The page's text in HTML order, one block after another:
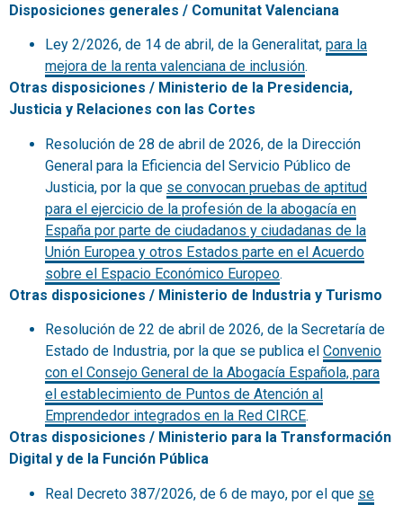
Disposiciones generales / Comunitat Valenciana
Ley 2/2026, de 14 de abril, de la Generalitat, para la
mejora de la renta valenciana de inclusión.
Otras disposiciones / Ministerio de la Presidencia,
Justicia y Relaciones con las Cortes
Resolución de 28 de abril de 2026, de la Dirección
General para la Eficiencia del Servicio Público de
Justicia, por la que se convocan pruebas de aptitud
para el ejercicio de la profesión de la abogacía en
España por parte de ciudadanos y ciudadanas de la
Unión Europea y otros Estados parte en el Acuerdo
sobre el Espacio Económico Europeo.
Otras disposiciones / Ministerio de Industria y Turismo
Resolución de 22 de abril de 2026, de la Secretaría de
Estado de Industria, por la que se publica el Convenio
con el Consejo General de la Abogacía Española, para
el establecimiento de Puntos de Atención al
Emprendedor integrados en la Red CIRCE.
Otras disposiciones / Ministerio para la Transformación
Digital y de la Función Pública
Real Decreto 387/2026, de 6 de mayo, por el que se